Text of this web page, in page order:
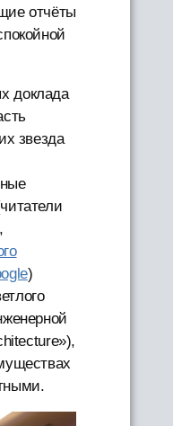
отчёты
доклада
звезда
)